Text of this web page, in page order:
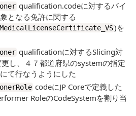
qualification.codeに対するバイ
となる免許に関する
)を
qualificationに対するSlicing対
し、４７都道府県のsystemの指定
て行なうようにした
codeにJP Coreで定義した
RoleのCodeSystemを割り当